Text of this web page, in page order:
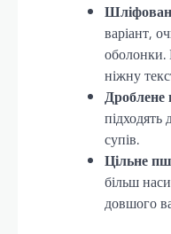
варіант,
оболонки.
ніжну
підходять
супів.
Цільне
більш
довшого